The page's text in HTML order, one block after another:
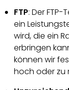
FTP: Der
ein
wird, die ein
erbringen
können wir
hoch oder zu